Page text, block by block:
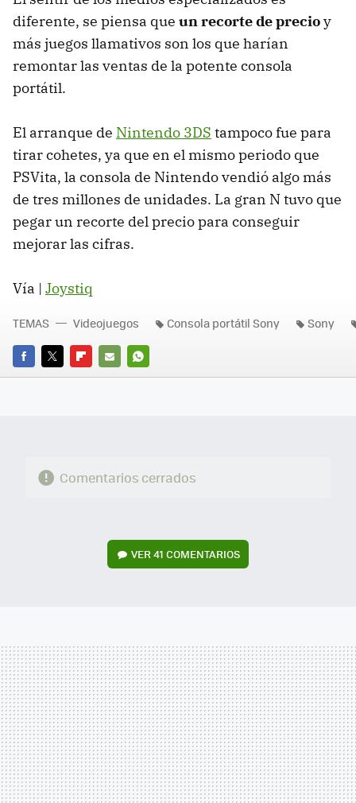
diferente, se piensa que un recorte de precioy
más juegos llamativos son los que harían
remontar las ventas de la potente consola
portátil.
El arranque de Nintendo 3DS tampoco fue para
tirar cohetes, ya que en el mismo periodo que
PSVita, la consola de Nintendo vendió algo más
de tres millones de unidades. La gran N tuvo que
pegar un recorte del precio para conseguir
mejorar las cifras.
Vía | Joystiq
FACEBOOK
TWITTERFLIPBOARD
E-
WHATSAPP
TEMAS Videojuegos Consola portátil Sony Sony
Comentarios cerrados
VER41 COMENTARIOS